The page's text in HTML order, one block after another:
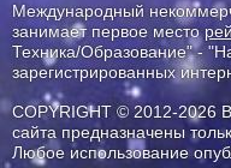
Международный
занимает первое место
Техника/Образование" -
зарегистрированных
COPYRIGHT © 2012-2026
сайта предназначены
Любое использование